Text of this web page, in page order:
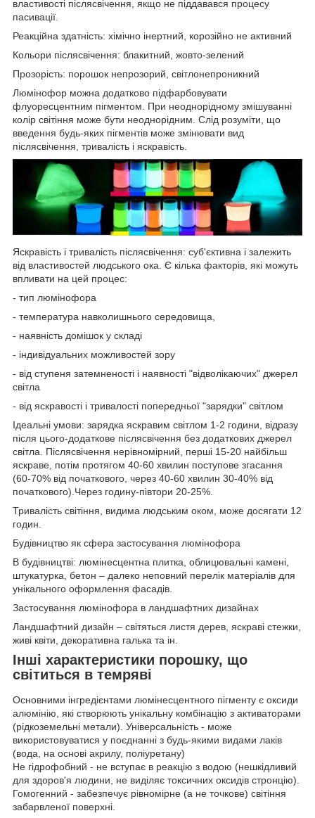
властивості післясвічення, якщо не піддавався процесу
пасивації.
Реакційна здатність: хімічно інертний, корозійно не активний
Кольори післясвічення: блакитний, жовто-зелений
Прозорість: порошок непрозорий, світлонепроникний
Люмінофор можна додатково підфарбовувати
флуоресцентним пігментом. При неоднорідному змішуванні
колір світіння може бути неоднорідним. Слід розуміти, що
введення будь-яких пігментів може змінювати вид
післясвічення, тривалість і яскравість.
Яскравість і тривалість післясвічення: суб'єктивна і залежить
від властивостей людського ока. Є кілька факторів, які можуть
впливати на цей процес:
- тип люмінофора
- температура навколишнього середовища,
- наявність домішок у складі
- індивідуальних можливостей зору
- від ступеня затемненості і наявності "відволікаючих" джерел
світла
- від яскравості і тривалості попередньої "зарядки" світлом
Ідеальні умови: зарядка яскравим світлом 1-2 години, відразу
після цього-додаткове післясвічення без додаткових джерел
світла. Післясвічення нерівномірний, перші 15-20 найбільш
яскраве, потім протягом 40-60 хвилин поступове згасання
(60-70% від початкового, через 40-60 хвилин 30-40% від
початкового).Через годину-півтори 20-25%.
Тривалість світіння, видима людським оком, може досягати 12
годин.
Будівництво як сфера застосування люмінофора
В будівництві: люмінесцентна плитка, облицювальні камені,
штукатурка, бетон – далеко неповний перелік матеріалів для
унікального оформлення фасадів.
Застосування люмінофора в ландшафтних дизайнах
Ландшафтний дизайн – світяться листя дерев, яскраві стежки,
живі квіти, декоративна галька та ін.
Інші характеристики порошку, що
світиться в темряві
Основними інгредієнтами люмінесцентного пігменту є оксиди
алюмінію, які створюють унікальну комбінацію з активаторами
(рідкоземельні метали). Універсальність - може
використовуватися у поєднанні з будь-якими видами лаків
(вода, на основі акрилу, поліуретану)
Не гідрофобний - не вступає в реакцію з водою (нешкідливий
для здоров'я людини, не виділяє токсичних оксидів стронцію).
Гомогенний - забезпечує рівномірне (а не точкове) світіння
забарвленої поверхні.